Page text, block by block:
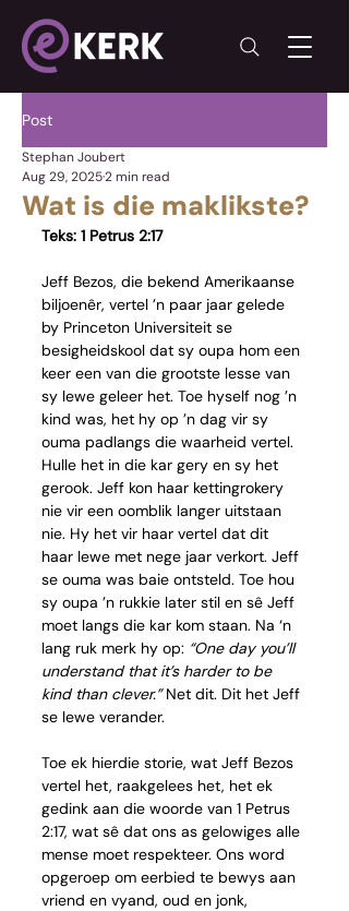
Post
Wat is die maklikste?
Stephan Joubert
Aug 29, 20252 min read
Teks: 1 Petrus 2:17
Jeff Bezos, die bekend Amerikaanse
biljoenêr, vertel ’n paar jaar gelede
by Princeton Universiteit se
besigheidskool dat sy oupa hom een
keer een van die grootste lesse van
sy lewe geleer het. Toe hyself nog ’n
kind was, het hy op ’n dag vir sy
ouma padlangs die waarheid vertel.
Hulle het in die kar gery en sy het
gerook. Jeff kon haar kettingrokery
nie vir een oomblik langer uitstaan
nie. Hy het vir haar vertel dat dit
haar lewe met nege jaar verkort. Jeff
se ouma was baie ontsteld. Toe hou
sy oupa ’n rukkie later stil en sê Jeff
moet langs die kar kom staan. Na ‘n
lang ruk merk hy op: “One day you’ll
understand that it’s harder to be
kind than clever.” Net dit. Dit het Jeff
se lewe verander.
Toe ek hierdie storie, wat Jeff Bezos
vertel het, raakgelees het, het ek
gedink aan die woorde van 1 Petrus
2:17, wat sê dat ons as gelowiges alle
mense moet respekteer. Ons word
opgeroep om eerbied te bewys aan
vriend en vyand, oud en jonk,